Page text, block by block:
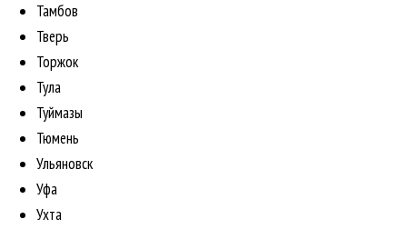
Тамбов
Тверь
Торжок
Тула
Туймазы
Тюмень
Ульяновск
Уфа
Ухта